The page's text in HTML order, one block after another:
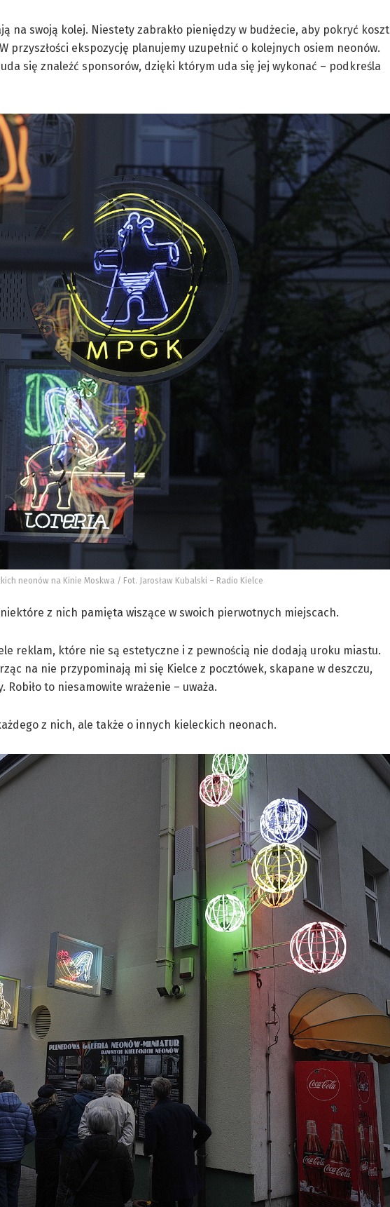
na swoją kolej. Niestety zabrakło pieniędzy w budżecie, aby pokryć koszt
przyszłości ekspozycję planujemy uzupełnić o kolejnych osiem neonów.
się znaleźć sponsorów, dzięki którym uda się jej wykonać – podkreśla
neonów na Kinie Moskwa / Fot. Jarosław Kubalski – Radio Kielce
z nich pamięta wiszące w swoich pierwotnych miejscach.
reklam, które nie są estetyczne i z pewnością nie dodają uroku miastu.
na nie przypominają mi się Kielce z pocztówek, skapane w deszczu,
Robiło to niesamowite wrażenie – uważa.
z nich, ale także o innych kieleckich neonach.